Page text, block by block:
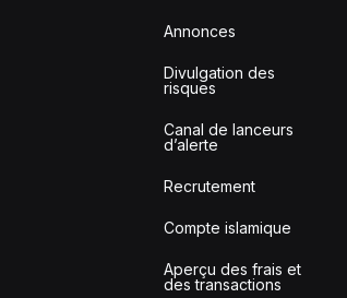
Annonces
Divulgation des
risques
Canal de lanceurs
d’alerte
Recrutement
Compte islamique
Aperçu des frais et
des transactions